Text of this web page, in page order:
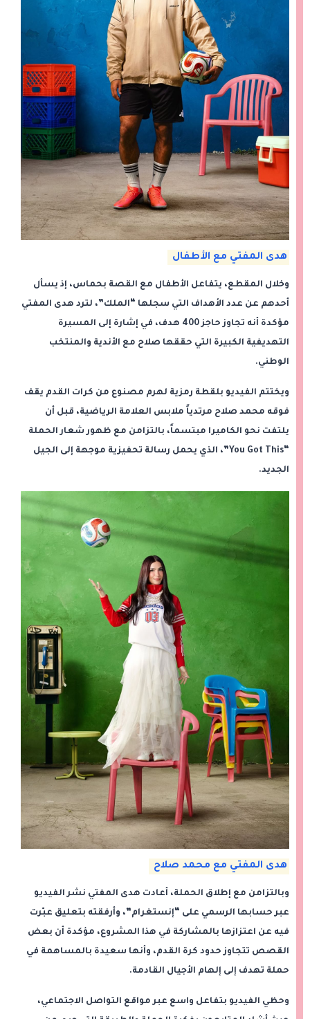
هدى المفتي مع الأطفال
وخلال المقطع، يتفاعل الأطفال مع القصة بحماس، إذ يسأل
أحدهم عن عدد الأهداف التي سجلها “الملك”، لترد هدى المفتي
مؤكدة أنه تجاوز حاجز 400 هدف، في إشارة إلى المسيرة
التهديفية الكبيرة التي حققها صلاح مع الأندية والمنتخب
الوطني.
ويختتم الفيديو بلقطة رمزية لهرم مصنوع من كرات القدم يقف
فوقه محمد صلاح مرتدياً ملابس العلامة الرياضية، قبل أن
يلتفت نحو الكاميرا مبتسماً، بالتزامن مع ظهور شعار الحملة
“You Got This”، الذي يحمل رسالة تحفيزية موجهة إلى الجيل
الجديد.
هدى المفتي مع محمد صلاح
وبالتزامن مع إطلاق الحملة، أعادت هدى المفتي نشر الفيديو
عبر حسابها الرسمي على “إنستغرام”، وأرفقته بتعليق عبّرت
فيه عن اعتزازها بالمشاركة في هذا المشروع، مؤكدة أن بعض
القصص تتجاوز حدود كرة القدم، وأنها سعيدة بالمساهمة في
حملة تهدف إلى إلهام الأجيال القادمة.
وحظي الفيديو بتفاعل واسع عبر مواقع التواصل الاجتماعي،